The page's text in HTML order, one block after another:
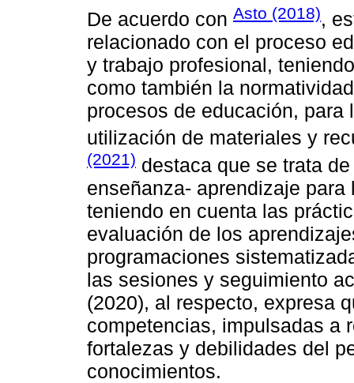
De acuerdo con Asto (2018),
relacionado con el proceso
y trabajo profesional,
como también la
procesos de educación,
utilización de materiales y
(2021) destaca que se trata
enseñanza- aprendizaje
teniendo en cuenta las
evaluación de los
programaciones
las sesiones y seguimiento
(2020), al respecto, expresa
competencias, impulsadas a
fortalezas y debilidades del
conocimientos.